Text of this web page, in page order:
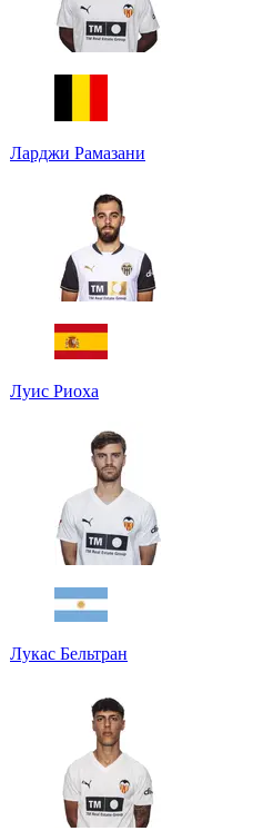
Ларджи Рамазани
Луис Риоха
Лукас Бельтран